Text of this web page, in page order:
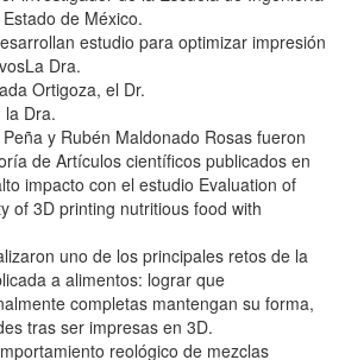
de México.
estudio para optimizar impresión
Dra.
Ortigoza, el Dr.
la Dra.
y Rubén Maldonado Rosas fueron
de Artículos científicos publicados en
impacto con el estudio Evaluation of
of 3D printing nutritious food with
uno de los principales retos de la
a alimentos: lograr que
completas mantengan su forma,
tras ser impresas en 3D.
reológico de mezclas